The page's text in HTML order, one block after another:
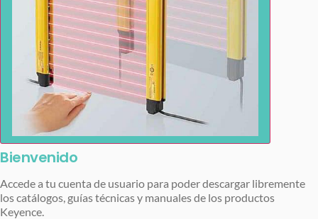
Bienvenido
Accede a tu cuenta de usuario para poder descargar libremente
los catálogos, guías técnicas y manuales de los productos
Keyence.